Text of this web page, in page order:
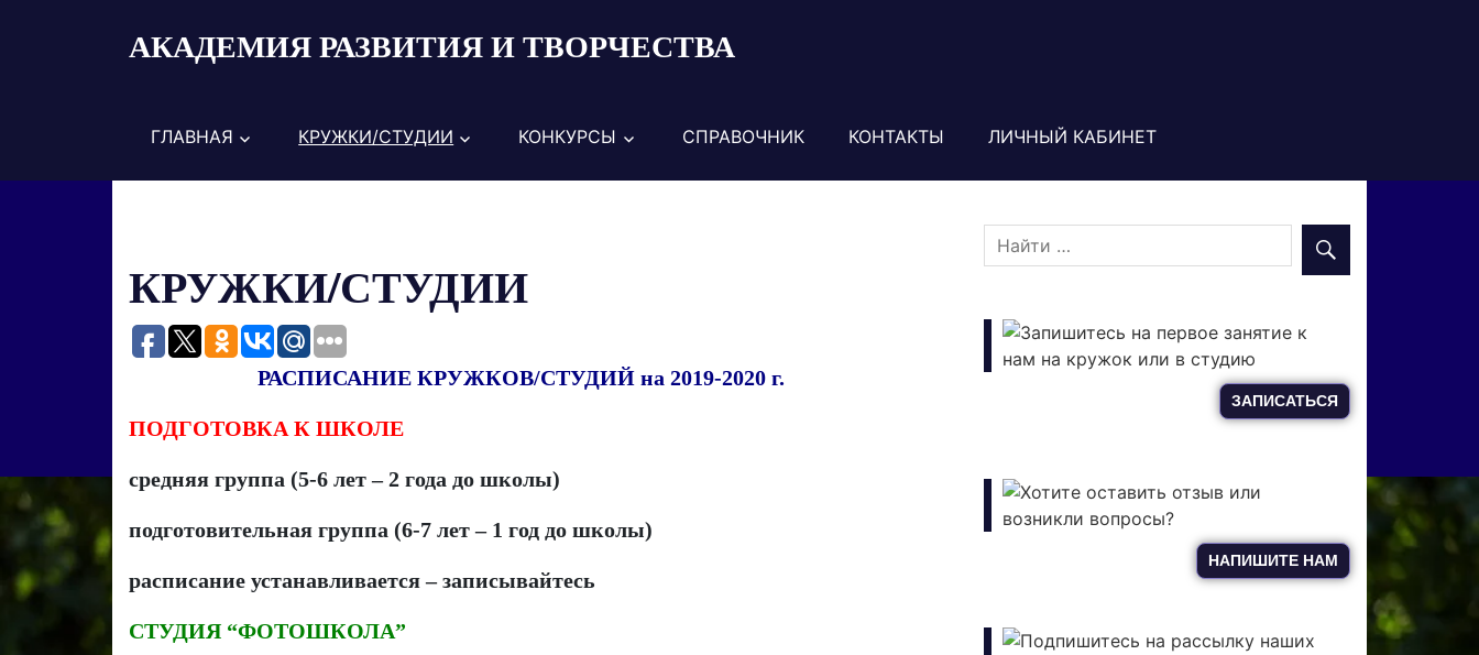
АКАДЕМИЯ РАЗВИТИЯ И ТВОРЧЕСТВА
ГЛАВНАЯ КРУЖКИ/СТУДИИ КОНКУРСЫ СПРАВОЧНИК КОНТАКТЫ ЛИЧНЫЙ КАБИНЕТ
КРУЖКИ/СТУДИИ
РАСПИСАНИЕ КРУЖКОВ/СТУДИЙ на 2019-2020 г.
ПОДГОТОВКА К ШКОЛЕ
средняя группа (5-6 лет – 2 года до школы)
подготовительная группа (6-7 лет – 1 год до школы)
расписание устанавливается – записывайтесь
СТУДИЯ “ФОТОШКОЛА”
Запишитесь на первое занятие к
нам на кружок или в студию
ЗАПИСАТЬСЯ
Хотите оставить отзыв или
возникли вопросы?
НАПИШИТЕ НАМ
Подпишитесь на рассылку наших